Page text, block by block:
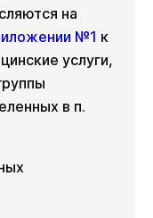
на
№1 к
услуги,
в п.